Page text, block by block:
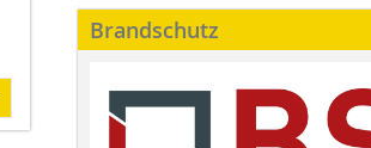
Brandschutz